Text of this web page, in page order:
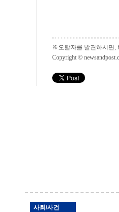
※오탈자를 발견하시면,
Copyright ©
사회/사건